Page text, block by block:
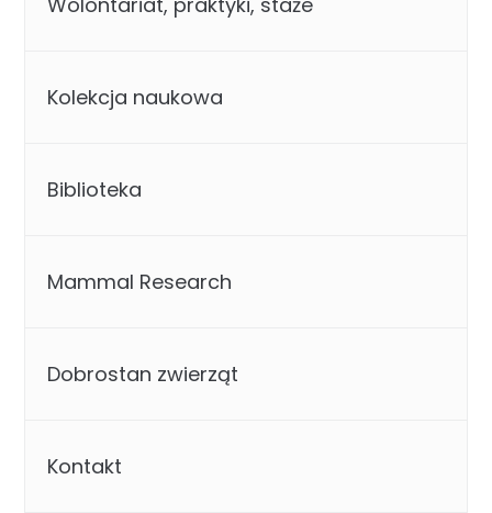
Kolekcja naukowa
Biblioteka
Mammal Research
Dobrostan zwierząt
Kontakt